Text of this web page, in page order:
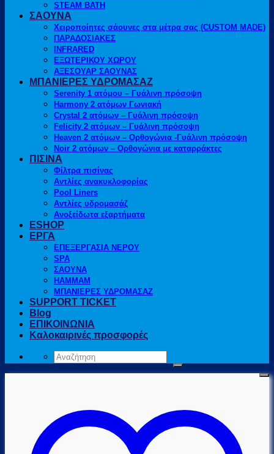
STEAM BATH
ΣΑΟΥΝΑ
Χειροποίητες σάουνες στα μέτρα σας (CUSTOM MADE)
ΠΑΡΑΔΟΣΙΑΚΕΣ
INFRARED
ΕΞΩΤΕΡΙΚΟΥ ΧΩΡΟΥ
ΑΞΕΣΟΥΑΡ ΣΑΟΥΝΑΣ
ΜΠΑΝΙΕΡΕΣ ΥΔΡΟΜΑΣΑΖ
Serenity 1 ατόμου – Γυάλινη πρόσοψη
Harmony 2 ατόμων Γωνιακή
Crystal 2 ατόμων – Γυάλινη πρόσοψη
Felicity 2 ατόμων – Γυάλινη πρόσοψη
Heaven 2 ατόμων – Ορθογώνια -Γυάλινη πρόσοψη
Noir 2 ατόμων – Ορθογώνια με καταρράκτες
ΠΙΣΙΝΑ
Φίλτρα πισίνας
Αντλίες ανακυκλοφορίας
Pool Liners
Αντλίες υδρομασάζ
Ανοξείδωτα εξαρτήματα
ESHOP
ΕΡΓΑ
ΕΠΕΞΕΡΓΑΣΙΑ ΝΕΡΟΥ
SPA
ΣΑΟΥΝΑ
HAMMAM
ΜΠΑΝΙΕΡΕΣ ΥΔΡΟΜΑΣΑΖ
SUPPORT TICKET
Blog
ΕΠΙΚΟΙΝΩΝΙΑ
Καλοκαιρινές προσφορές
Αναζήτηση
για: